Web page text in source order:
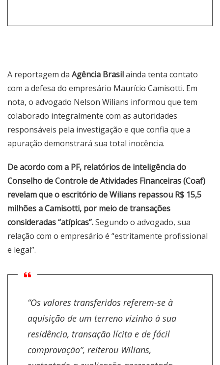
A reportagem da Agência Brasilainda tenta contato
com a defesa do empresário Maurício Camisotti. Em
nota, o advogado Nelson Wilians informou que tem
colaborado integralmente com as autoridades
responsáveis pela investigação e que confia que a
apuração demonstrará sua total inocência.
De acordo com a PF, relatórios de inteligência do
Conselho de Controle de Atividades Financeiras (Coaf)
revelam que o escritório de Wilians repassou R$ 15,5
milhões a Camisotti, por meio de transações
consideradas “atípicas”.Segundo o advogado, sua
relação com o empresário é “estritamente profissional
e legal”.
“Os valores transferidos referem-se à
aquisição de um terreno vizinho à sua
residência, transação lícita e de fácil
comprovação”, reiterou Wilians,